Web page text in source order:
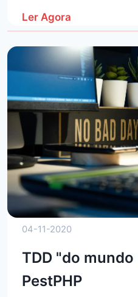
Ler Agora
04-11-2020
TDD "do
PestPHP